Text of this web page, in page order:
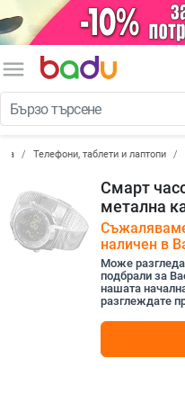
menu
Телефони, таблети и лаптопи
Смарт
метална
наличен в
Може
подбрали за
нашата
разглеждате